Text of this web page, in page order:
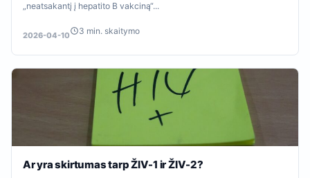
„neatsakantį į hepatito B vakciną“...
2026-04-10 3 min. skaitymo
Ar yra skirtumas tarp ŽIV-1 ir ŽIV-2?